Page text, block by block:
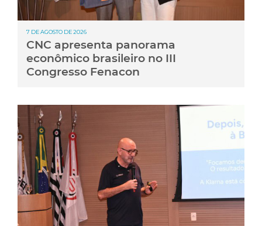
7 DE AGOSTO DE 2026
CNC apresenta panorama
econômico brasileiro no III
Congresso Fenacon